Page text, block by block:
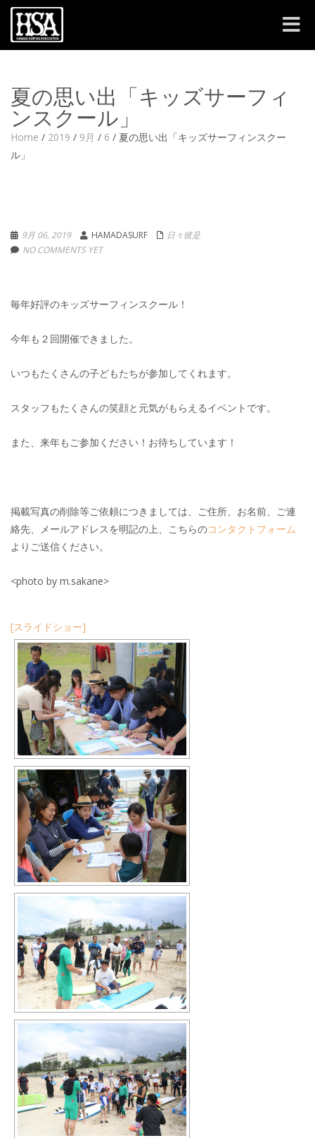
Toggle
夏の思い出「キッズサーフィ
ンスクール」
Home / 2019 / 9月 / 6 / 夏の思い出「キッズサーフィンスクー
ル」
9月 06, 2019 HAMADASURF
日々彼是
NO COMMENTS YET
毎年好評のキッズサーフィンスクール！
今年も２回開催できました。
いつもたくさんの子どもたちが参加してくれます。
スタッフもたくさんの笑顔と元気がもらえるイベントです。
また、来年もご参加ください！お待ちしています！
掲載写真の削除等ご依頼につきましては、ご住所、お名前、ご連
絡先、メールアドレスを明記の上、こちらのコンタクトフォーム
よりご送信ください。
<photo by m.sakane>
[スライドショー]